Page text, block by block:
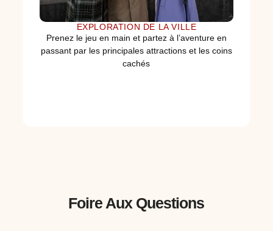
EXPLORATION DE LA VILLE
Prenez le jeu en main et partez à l’aventure en
passant par les principales attractions et les coins
cachés
Foire Aux Questions